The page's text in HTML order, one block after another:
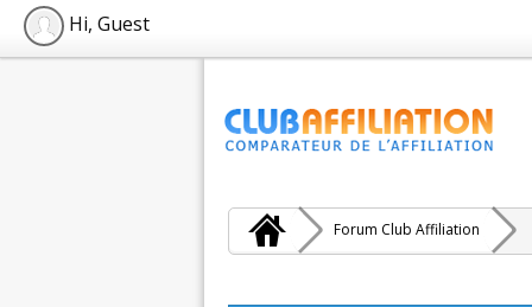
Hi, Guest
Forum Club Affiliation